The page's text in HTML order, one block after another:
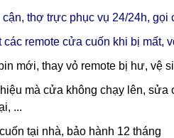
thợ trực phục vụ 24/24h, gọi
remote cửa cuốn khi bị
mới, thay vỏ remote bị hư, vệ
mà cửa không chạy lên,
...
tại nhà, bảo hành 12 tháng